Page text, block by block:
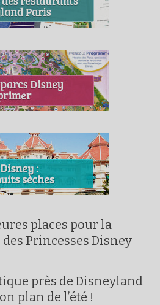
places pour la
des Princesses Disney
près de Disneyland
plan de l’été !